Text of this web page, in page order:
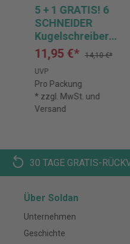
5 + 1 GRATIS! 6
SCHNEIDER
Kugelschreiber
Slider Xite XB
11,95 €*
14,10 €*
UVP
Pro Packung
* zzgl. MwSt. und
Versand
30 TAGE GRATIS-
Über Soldan
Unternehmen
Geschichte